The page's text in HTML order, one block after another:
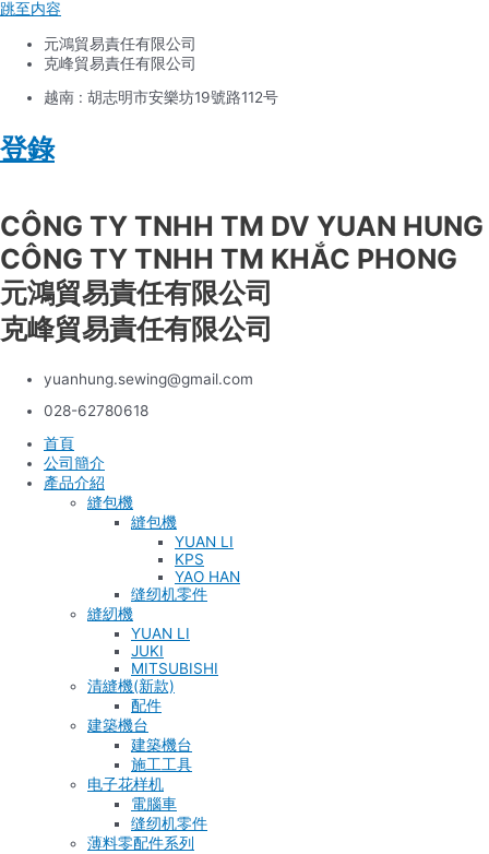
跳至内容
元鴻貿易責任有限公司
克峰貿易責任有限公司
越南 : 胡志明市安樂坊19號路112号
登錄
CÔNG TY TNHH TM DV YUAN HUNG
CÔNG TY TNHH TM KHẮC PHONG
元鴻貿易責任有限公司
克峰貿易責任有限公司
yuanhung.sewing@gmail.com
028-62780618
首頁
公司簡介
產品介紹
縫包機
縫包機
YUAN LI
KPS
YAO HAN
缝纫机零件
縫紉機
YUAN LI
JUKI
MITSUBISHI
清縫機(新款)
配件
建築機台
建築機台
施工工具
电子花样机
電腦車
缝纫机零件
薄料零配件系列